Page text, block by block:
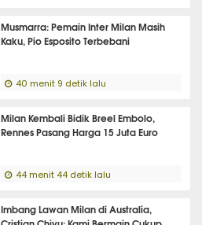
Musmarra: Pemain Inter Milan Masih
Kaku, Pio Esposito Terbebani
40 menit 9 detik lalu
Milan Kembali Bidik Breel Embolo,
Rennes Pasang Harga 15 Juta Euro
44 menit 44 detik lalu
Imbang Lawan Milan di Australia,